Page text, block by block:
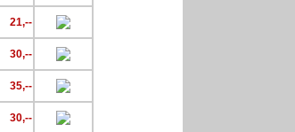
21,--
30,--
35,--
30,--